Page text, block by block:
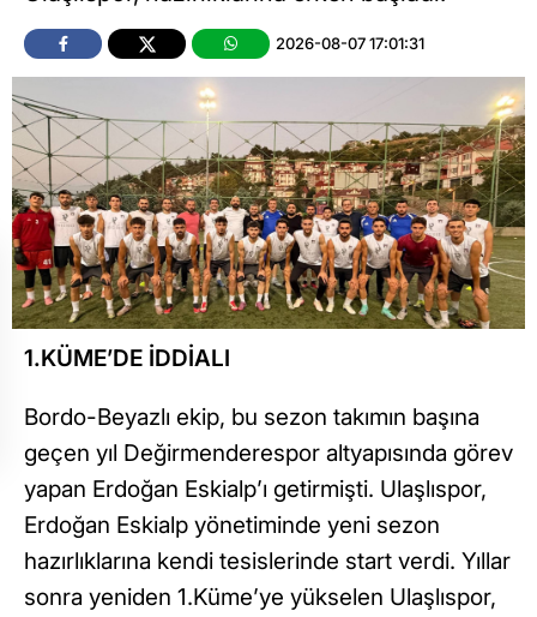
2026-08-07 17:01:31
1.KÜME’DE İDDİALI
Bordo-Beyazlı ekip, bu sezon takımın başına
geçen yıl Değirmenderespor altyapısında görev
yapan Erdoğan Eskialp’ı getirmişti. Ulaşlıspor,
Erdoğan Eskialp yönetiminde yeni sezon
hazırlıklarına kendi tesislerinde start verdi. Yıllar
sonra yeniden 1.Küme’ye yükselen Ulaşlıspor,